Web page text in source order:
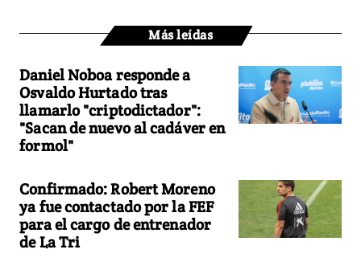
Más leídas
Daniel Noboa responde a
Osvaldo Hurtado tras
llamarlo "criptodictador":
"Sacan de nuevo al cadáver en
formol"
Confirmado: Robert Moreno
ya fue contactado por la FEF
para el cargo de entrenador
de La Tri